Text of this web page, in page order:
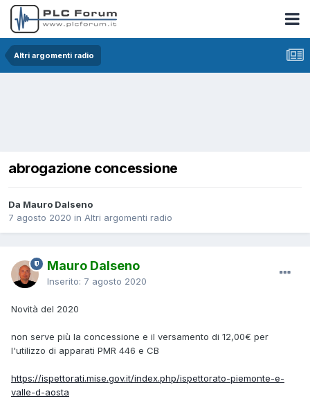
Altri argomenti radio
abrogazione concessione
Da Mauro Dalseno
7 agosto 2020 in Altri argomenti radio
Mauro Dalseno
Inserito: 7 agosto 2020
Novità del 2020
non serve più la concessione e il versamento di 12,00€ per
l'utilizzo di apparati PMR 446 e CB
https://ispettorati.mise.gov.it/index.php/ispettorato-piemonte-e-
valle-d-aosta